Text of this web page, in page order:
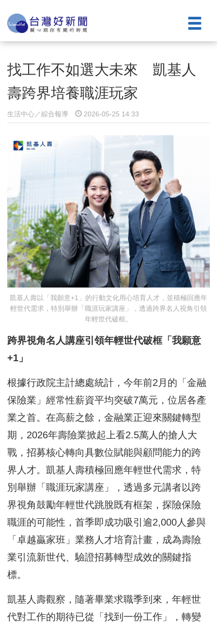
找工作不如選大未來 凱基人
壽跨界培養職涯玩家
生活中心／綜合報導 2026-05-25 14:33
凱基人壽以「我願意+1」的行動文化用心培育人才，並積極回應年
輕世代需求，特別舉辦「職涯玩家講座」，透過跨界名人視角引領
年輕世代破框。
跨界視角名人講座引領年輕世代破框「我願意
+1」
根據行政院主計總處統計，今年前2月的「金融
保險業」經常性薪資平均突破7萬元，位居各產
業之首。在高薪之餘，金融業正迎來關鍵轉型
期，2026年壽險業掀起上看2.5萬人的搶人大
戰，招募核心轉向具數位賦能與顧問能力的跨
界人才。凱基人壽積極回應年輕世代需求，特
別舉辦「職涯玩家講座」，透過多元講者以跨
界視角鼓勵年輕世代跳脫既有框架，探險保險
職涯的可能性，首季即成功吸引逾2,000人參與
「卓越贏家班」業務人才培育計畫，成為壽險
業引流新世代、驗證招募轉型成效的關鍵指
標。
凱基人壽觀察，隨著畢業求職季到來，年輕世
代對工作的期待已從「找到一份工作」，轉變